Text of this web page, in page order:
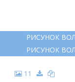
РИСУНОК
РИСУНОК
11